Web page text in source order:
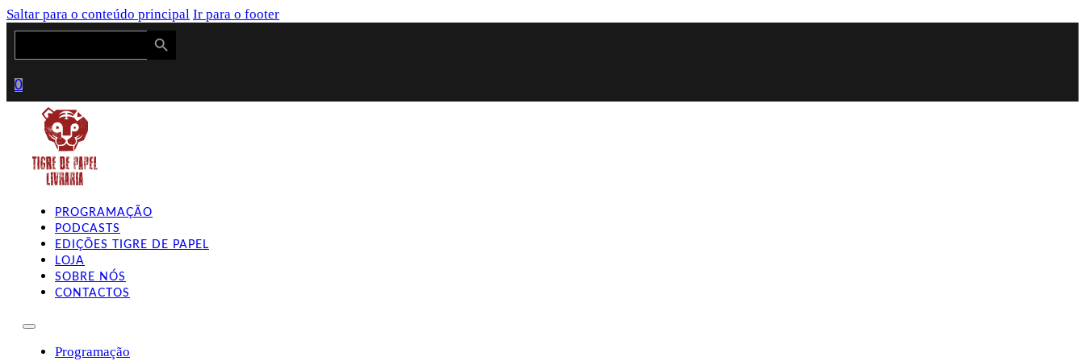
Saltar para o conteúdo principal Ir para o footer
Search
Search Button
0
PROGRAMAÇÃO
PODCASTS
EDIÇÕES TIGRE DE PAPEL
LOJA
SOBRE NÓS
CONTACTOS
Programação